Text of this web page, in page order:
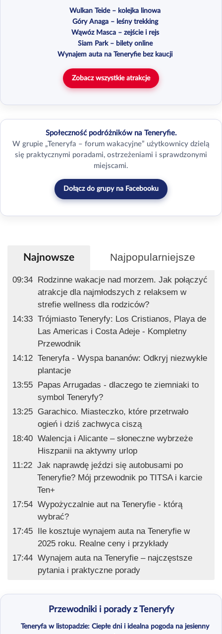
Wulkan Teide – kolejka linowa
Góry Anaga – leśny trekking
Wąwóz Masca – zejście i rejs
Siam Park – bilety online
Wynajem auta na Teneryfie bez kaucji
Zobacz wszystkie atrakcje
Społeczność podróżników na Teneryfie.
W grupie „Teneryfa – forum wakacyjne” użytkownicy dzielą
się praktycznymi poradami, ostrzeżeniami i sprawdzonymi
miejscami.
Dołącz do grupy na Facebooku
Najnowsze Najpopularniejsze
09:34 Rodzinne wakacje nad morzem. Jak połączyć
atrakcje dla najmłodszych z relaksem w
strefie wellness dla rodziców?
14:33 Trójmiasto Teneryfy: Los Cristianos, Playa de
Las Americas i Costa Adeje - Kompletny
Przewodnik
14:12 Teneryfa - Wyspa bananów: Odkryj niezwykłe
plantacje
13:55 Papas Arrugadas - dlaczego te ziemniaki to
symbol Teneryfy?
13:25 Garachico. Miasteczko, które przetrwało
ogień i dziś zachwyca ciszą
18:40 Walencja i Alicante – słoneczne wybrzeże
Hiszpanii na aktywny urlop
11:22 Jak naprawdę jeździ się autobusami po
Teneryfie? Mój przewodnik po TITSA i karcie
Ten+
17:54 Wypożyczalnie aut na Teneryfie - którą
wybrać?
17:45 Ile kosztuje wynajem auta na Teneryfie w
2025 roku. Realne ceny i przykłady
17:44 Wynajem auta na Teneryfie – najczęstsze
pytania i praktyczne porady
Przewodniki i porady z Teneryfy
Teneryfa w listopadzie: Ciepłe dni i idealna pogoda na jesienny